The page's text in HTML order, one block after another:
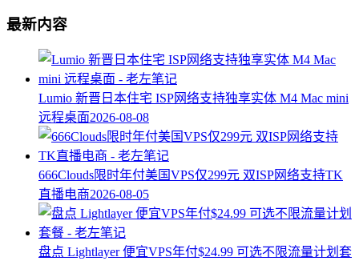
最新内容
Lumio 新晋日本住宅 ISP网络支持独享实体 M4 Mac mini
远程桌面2026-08-08
666Clouds限时年付美国VPS仅299元 双ISP网络支持TK
直播电商2026-08-05
盘点 Lightlayer 便宜VPS年付$24.99 可选不限流量计划套